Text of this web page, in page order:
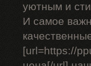
уютным и
И самое
[url=https://